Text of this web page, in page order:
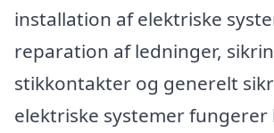
installation af elektriske
reparation af ledninger,
stikkontakter og generelt
elektriske systemer